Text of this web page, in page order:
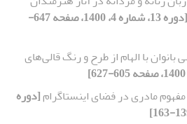
[دوره 13، شماره 4، 1400، صفحه 647-
با الهام از طرح و رنگ قالی‌های
مادری در فضای اینستاگرام[دوره